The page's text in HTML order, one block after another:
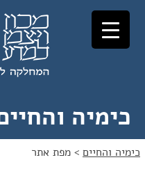
לתוכן
לניווט
כימיה
כימיה והחיים > מפת אתר